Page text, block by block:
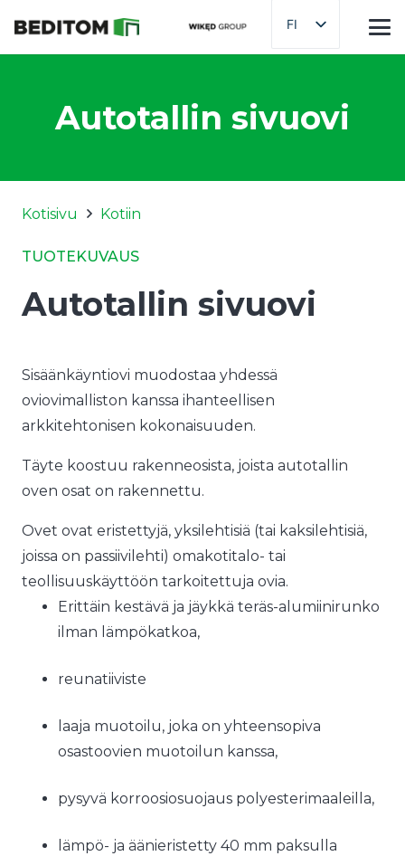
FI
Autotallin sivuovi
Kotisivu Kotiin
TUOTEKUVAUS
Autotallin sivuovi
Sisäänkäyntiovi muodostaa yhdessä
oviovimalliston kanssa ihanteellisen
arkkitehtonisen kokonaisuuden.
Täyte koostuu rakenneosista, joista autotallin
oven osat on rakennettu.
Ovet ovat eristettyjä, yksilehtisiä (tai kaksilehtisiä,
joissa on passiivilehti) omakotitalo- tai
teollisuuskäyttöön tarkoitettuja ovia.
Erittäin kestävä ja jäykkä teräs-alumiinirunko
ilman lämpökatkoa,
reunatiiviste
laaja muotoilu, joka on yhteensopiva
osastoovien muotoilun kanssa,
pysyvä korroosiosuojaus polyesterimaaleilla,
lämpö- ja äänieristetty 40 mm paksulla